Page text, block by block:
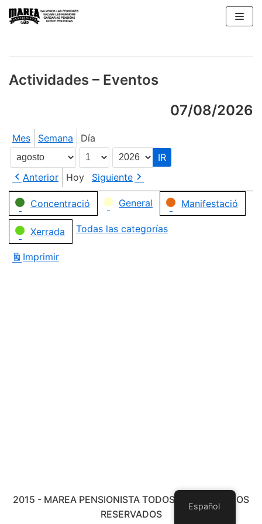
Saltar
Actividades – Eventos
07/08/2026
Mes Semana Día
Mes
Día
Año
Anterior
Hoy
Siguiente
Categorías
Concentració General Manifestació
Xerrada Todas las categorías
Imprimir
2015 - MAREA PENSIONISTA TODOS LOS DERECHOS
RESERVADOS
Español